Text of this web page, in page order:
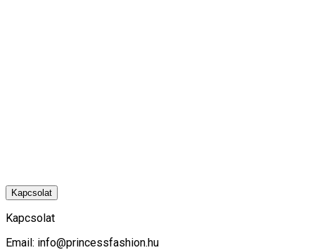
Kapcsolat
Kapcsolat
Email: info@princessfashion.hu